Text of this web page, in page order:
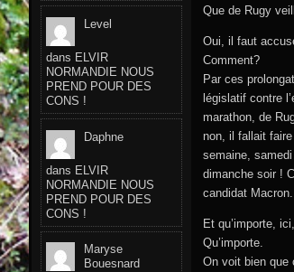
Que de Rugy
Oui, il faut
Comment?
Par ces
législatif contre
marathon, de
non, il fallait
semaine,
dimanche soir !
candidat Macron.
Et qu’importe,
Qu’importe.
On voit bien que
Level
dans ELVIR
NORMANDIE NOUS
PREND POUR DES
CONS !
Daphne
dans ELVIR
NORMANDIE NOUS
PREND POUR DES
CONS !
Maryse
Bouesnard